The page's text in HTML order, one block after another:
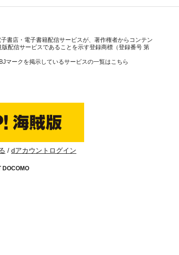
書店・電子書籍配信サービスが、著作権者からコンテン
配信サービスであることを示す登録商標（登録番号 第
マークを掲示しているサービスの一覧はこちら
dアカウントログイン
DOCOMO